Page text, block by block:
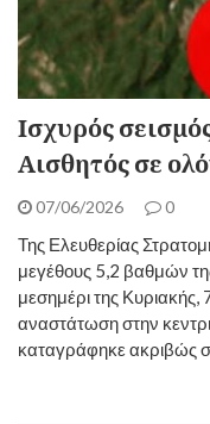
Ισχυρός
Αισθητός σε
07/06/2026 0
Της Ελευθερίας
μεγέθους 5,2 βαθμών
μεσημέρι της
αναστάτωση στην
καταγράφηκε ακριβώς